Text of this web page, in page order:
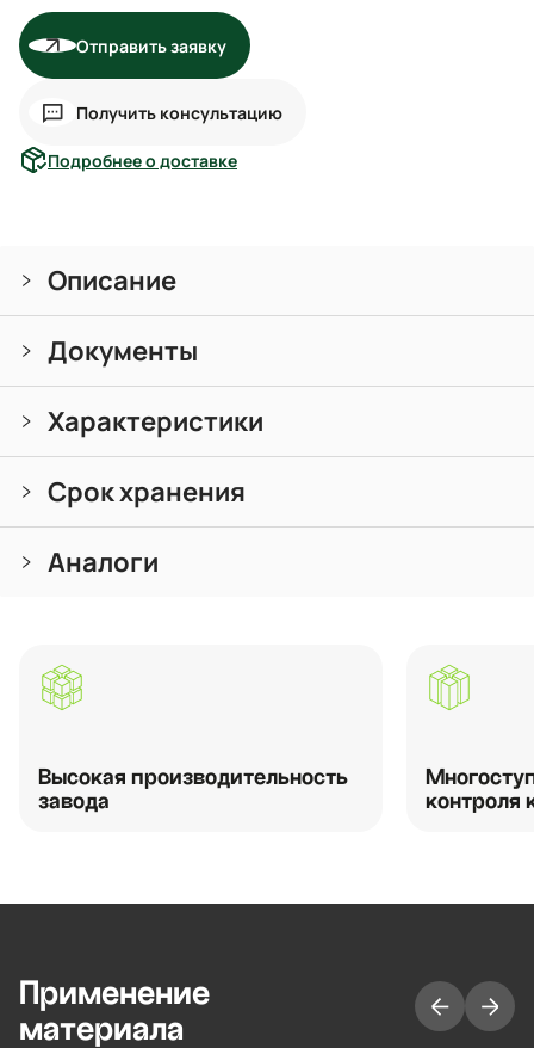
Отправить заявку
Получить консультацию
Подробнее о доставке
Описание
Документы
Характеристики
Срок хранения
Аналоги
Высокая производительность
завода
контроля
Применение
материала